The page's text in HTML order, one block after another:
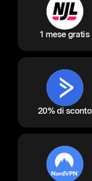
1 mese gratis
20% di sconto